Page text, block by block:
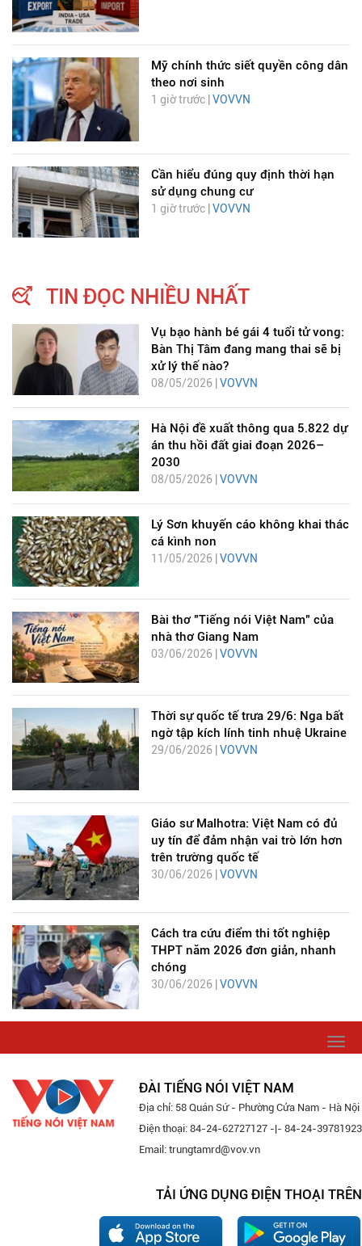
Mỹ chính thức siết quyền công dân
theo nơi sinh
1 giờ trước | VOVVN
Cần hiểu đúng quy định thời hạn
sử dụng chung cư
1 giờ trước | VOVVN
TIN ĐỌC NHIỀU NHẤT
Vụ bạo hành bé gái 4 tuổi tử vong:
Bàn Thị Tâm đang mang thai sẽ bị
xử lý thế nào?
08/05/2026 | VOVVN
Hà Nội đề xuất thông qua 5.822 dự
án thu hồi đất giai đoạn 2026–
2030
08/05/2026 | VOVVN
Lý Sơn khuyến cáo không khai thác
cá kình non
11/05/2026 |VOVVN
Bài thơ "Tiếng nói Việt Nam" của
nhà thơ Giang Nam
03/06/2026 | VOVVN
Thời sự quốc tế trưa 29/6: Nga bất
ngờ tập kích lính tinh nhuệ Ukraine
29/06/2026 | VOVVN
Giáo sư Malhotra: Việt Nam có đủ
uy tín để đảm nhận vai trò lớn hơn
trên trường quốc tế
30/06/2026 | VOVVN
Cách tra cứu điểm thi tốt nghiệp
THPT năm 2026 đơn giản, nhanh
chóng
30/06/2026 | VOVVN
ĐÀI TIẾNG NÓI VIỆT NAM
Địa chỉ: 58 Quán Sứ - Phường Cửa Nam - Hà Nội
Điện thoại: 84-24-62727127 -|- 84-24-39781923
Email: trungtamrd@vov.vn
TẢI ỨNG DỤNG ĐIỆN THOẠI TRÊN